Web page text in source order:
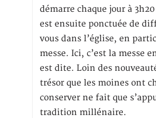
démarre chaque jour à
est ensuite ponctuée de
vous dans l’église, en
messe. Ici, c’est la messe
est dite. Loin des
trésor que les moines ont
conserver ne fait que
tradition millénaire.